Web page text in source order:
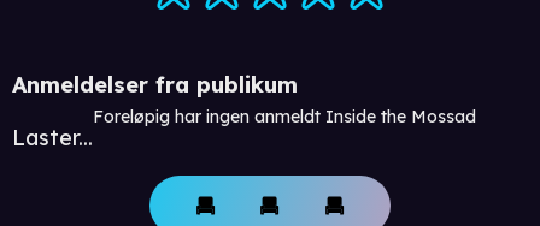
Anmeldelser fra publikum
Laster...
Foreløpig har ingen anmeldt Inside the Mossad